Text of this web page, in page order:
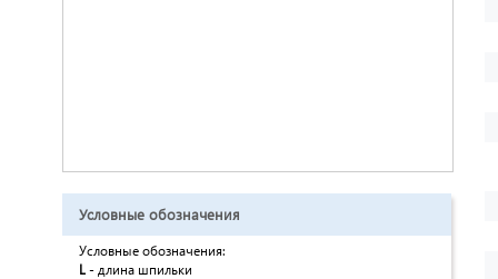
Условные обозначения
Условные обозначения:
L - длина шпильки